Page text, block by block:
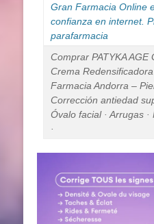
Gran Farmacia Online
confianza en internet.
parafarmacia
Comprar PATYKA AGE
Crema
Farmacia Andorra –
Corrección antiedad
Óvalo facial · Arrugas
·